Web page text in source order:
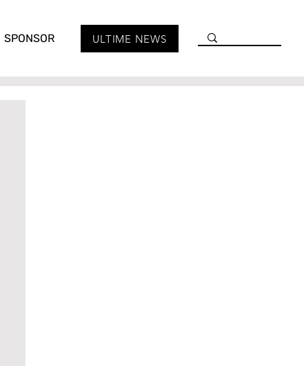
SPONSOR ULTIME NEWS